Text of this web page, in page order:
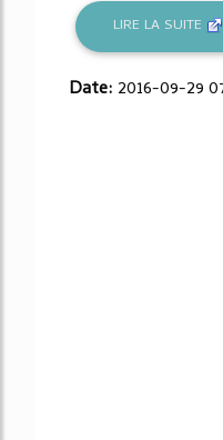
LIRE LA SUITE
Date: 2016-09-29